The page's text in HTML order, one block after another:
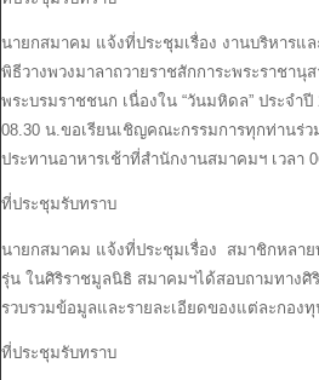
นายกสมาคม แจ้งที่ประชุมเรื่อง งานบริหาร
พิธีวางพวงมาลาถวายราชสักการะพระราชา
พระบรมราชชนก เนื่องใน “วันมหิดล” ประจำ
08.30 น.ขอเรียนเชิญคณะกรรมการทุกท่านร่ว
ประทานอาหารเช้าที่สำนักงานสมาคมฯ เวลา
ที่ประชุมรับทราบ
นายกสมาคม แจ้งที่ประชุมเรื่อง สมาชิกหลา
รุ่น ในศิริราชมูลนิธิ สมาคมฯได้สอบถามทาง
รวบรวมข้อมูลและรายละเอียดของแต่ละกอง
ที่ประชุมรับทราบ